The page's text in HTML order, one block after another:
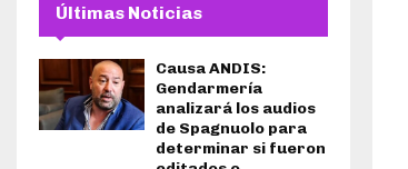
Últimas Noticias
Causa ANDIS:
Gendarmería
analizará los audios
de Spagnuolo para
determinar si fueron